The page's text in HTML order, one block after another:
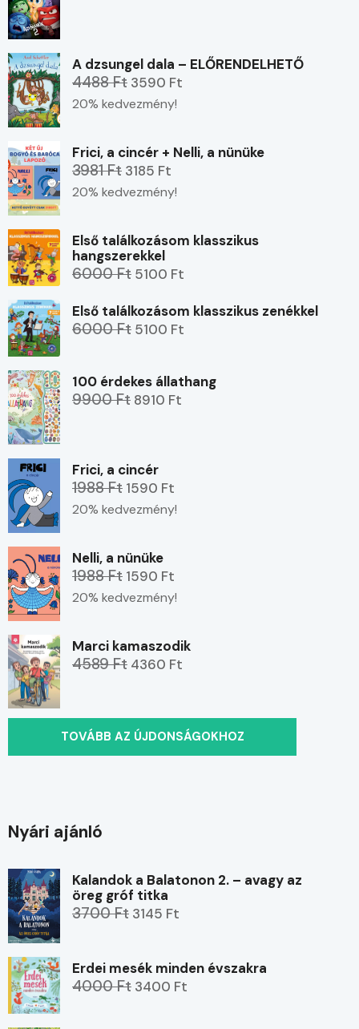
A dzsungel dala – ELŐRENDELHETŐ
4488 Ft 3590 Ft
20% kedvezmény!
Frici, a cincér + Nelli, a nünüke
3981 Ft 3185 Ft
20% kedvezmény!
Első találkozásom klasszikus
hangszerekkel
6000 Ft 5100 Ft
Első találkozásom klasszikus zenékkel
6000 Ft 5100 Ft
100 érdekes állathang
9900 Ft 8910 Ft
Frici, a cincér
1988 Ft 1590 Ft
20% kedvezmény!
Nelli, a nünüke
1988 Ft 1590 Ft
20% kedvezmény!
Marci kamaszodik
4589 Ft 4360 Ft
TOVÁBB AZ ÚJDONSÁGOKHOZ
Nyári ajánló
Kalandok a Balatonon 2. – avagy az
öreg gróf titka
3700 Ft 3145 Ft
Erdei mesék minden évszakra
4000 Ft 3400 Ft